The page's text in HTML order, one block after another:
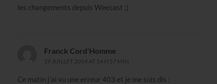
les changements depuis Weecast ;)
Franck Cord'Homme
29 JUILLET 2014 AT 14 H 57 MIN
Ce matin j’ai vu une erreur 403 et je me suis dis :